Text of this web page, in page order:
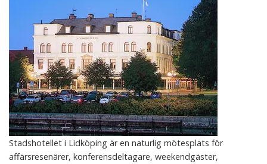
Stadshotellet i Lidköping är en naturlig mötesplats för
affärsresenärer, konferensdeltagare, weekendgäster,